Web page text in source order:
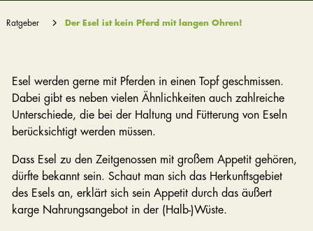
Ratgeber Der Esel ist kein Pferd mit langen Ohren!
Esel werden gerne mit Pferden in einen Topf geschmissen.
Dabei gibt es neben vielen Ähnlichkeiten auch zahlreiche
Unterschiede, die bei der Haltung und Fütterung von Eseln
berücksichtigt werden müssen.
Dass Esel zu den Zeitgenossen mit großem Appetit gehören,
dürfte bekannt sein. Schaut man sich das Herkunftsgebiet
des Esels an, erklärt sich sein Appetit durch das äußert
karge Nahrungsangebot in der (Halb-)Wüste.